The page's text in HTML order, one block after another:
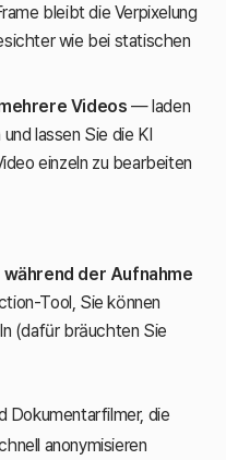
bleibt die Verpixelung
wie bei statischen
Videos — laden
lassen Sie die KI
einzeln zu bearbeiten
der Aufnahme
Tool, Sie können
(dafür bräuchten Sie
Dokumentarfilmer, die
anonymisieren